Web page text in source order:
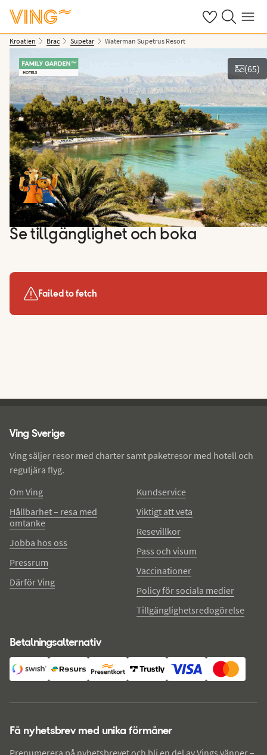
Se dinaSök på ving.se
Meny
Kroatien Brac Supetar Waterman Supetrus Resort
Se bilder & film
(65)
Se tillgänglighet och boka
Failed to fetch
Ving Sverige
Ving säljer resor med charter samt paketresor med hotell och
reguljära flyg.
Om Ving
Hållbarhet – resa med
omtanke
Jobba hos oss
Pressrum
Därför Ving
Kundservice
Viktigt att veta
Resevillkor
Pass och visum
Vaccinationer
Policy för sociala medier
Tillgänglighetsredogörelse
Betalningsalternativ
Få nyhetsbrev med unika förmåner
Prenumerera på nyhetsbrevet och bli en del av Vings vänner –